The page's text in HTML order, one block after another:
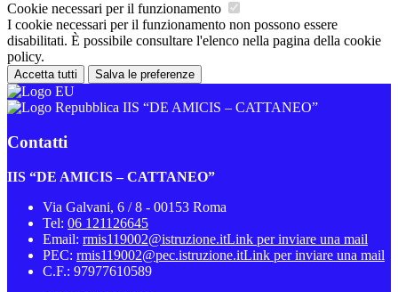
Cookie necessari per il funzionamento
I cookie necessari per il funzionamento non possono essere
disabilitati. È possibile consultare l'elenco nella pagina della cookie
policy.
Accetta tutti Salva le preferenze
IIS “DE AMICIS – CATTANEO”
Contatti
IIS “DE AMICIS – CATTANEO”
Via Galvani, 6 / 8 - 00153 Roma
Tel: 06 121126645
Email: rmis119002@istruzione.itLink per inviare una mail
PEC: rmis119002@pec.istruzione.itLink per inviare una mail
C.F.: 97977610589